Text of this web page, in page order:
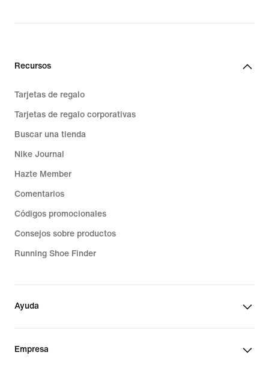
Recursos
Tarjetas de regalo
Tarjetas de regalo corporativas
Buscar una tienda
Nike Journal
Hazte Member
Comentarios
Códigos promocionales
Consejos sobre productos
Running Shoe Finder
Ayuda
Empresa